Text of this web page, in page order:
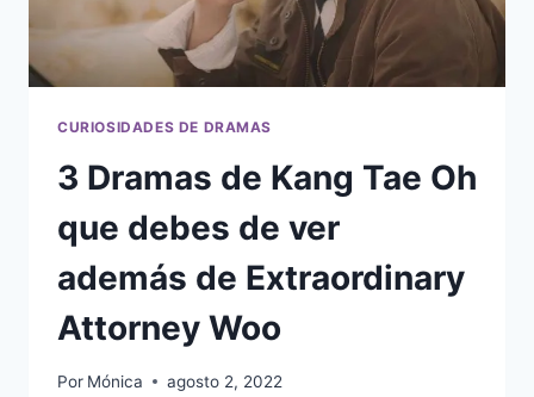
CURIOSIDADES DE DRAMAS
3 Dramas de Kang Tae Oh
que debes de ver
además de Extraordinary
Attorney Woo
Por Mónica agosto 2, 2022